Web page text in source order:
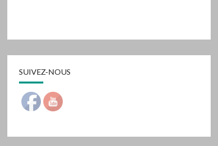
SUIVEZ-NOUS